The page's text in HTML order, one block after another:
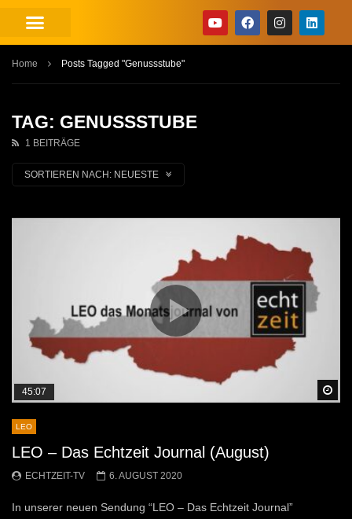
Home Posts Tagged "Genussstube"
TAG: GENUSSSTUBE
1 BEITRÄGE
SORTIEREN NACH: NEUESTE
45:07
LEO
LEO – Das Echtzeit Journal (August)
ECHTZEIT-TV 6. AUGUST 2020
In unserer neuen Sendung “LEO – Das Echtzeit Journal”